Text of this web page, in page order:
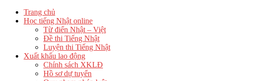
Trang chủ
Học tiếng Nhật online
Từ điển Nhật – Việt
Đề thi Tiếng Nhật
Luyện thi Tiếng Nhật
Xuất khẩu lao động
Chính sách XKLĐ
Hồ sơ dự tuyển